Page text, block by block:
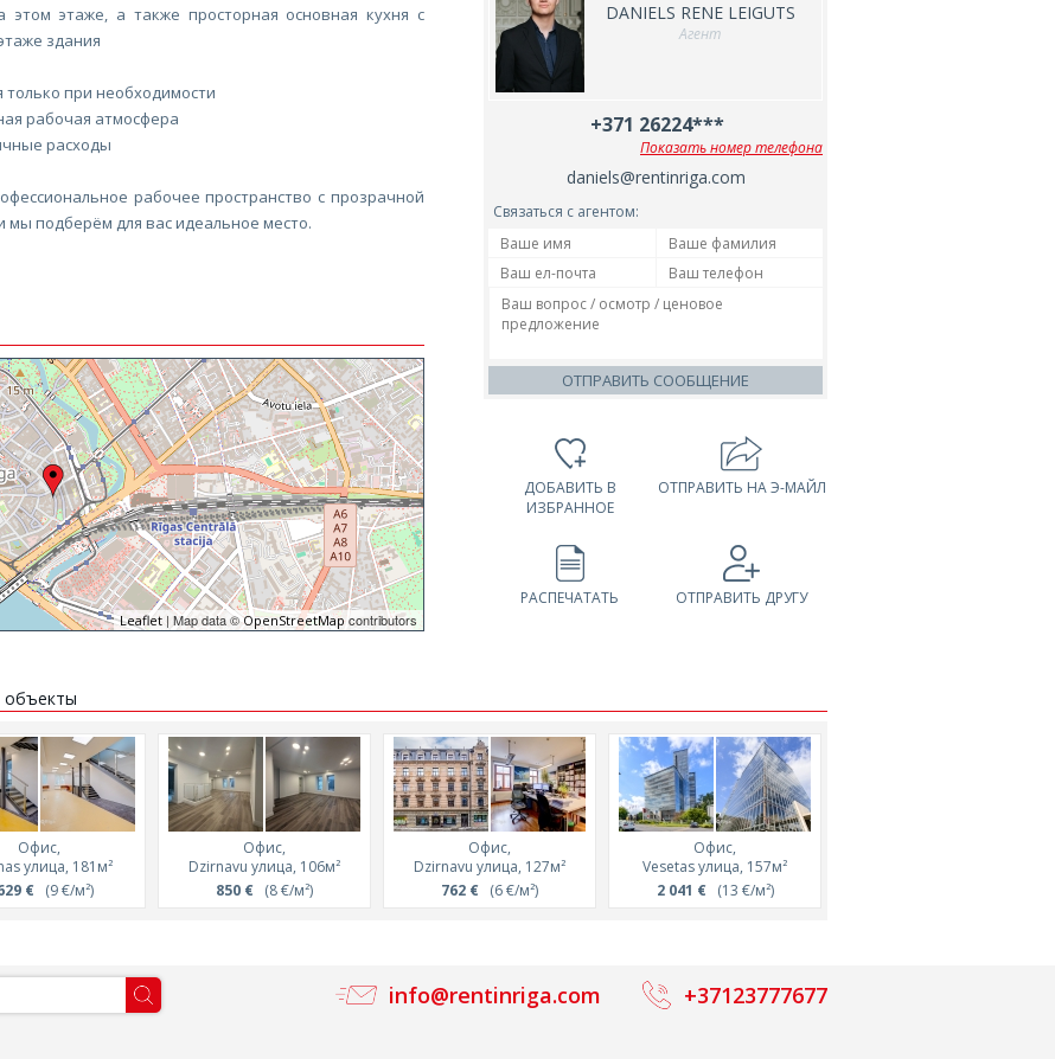
этаже, а также просторная основная кухня с
здания
при необходимости
рабочая атмосфера
расходы
рабочее пространство с прозрачной
мы подберём для вас идеальное место.
Leaflet | Map data ©OpenStreetMapcontributors
DANIELS RENE LEIGUTS
Агент
+371 26224***
Показать номер телефона
daniels@rentinriga.com
Связаться с агентом:
ОТПРАВИТЬ СООБЩЕНИЕ
ДОБАВИТЬ В
ИЗБРАННОЕ
ОТПРАВИТЬ НА Э-МАЙЛ
РАСПЕЧАТАТЬ ОТПРАВИТЬ ДРУГУ
Офис,
улица, 181м²
€ (9 €/м²)
Офис,
Dzirnavu улица, 106м²
850 € (8 €/м²)
Офис,
Dzirnavu улица, 127м²
762 € (6 €/м²)
Офис,
Vesetas улица, 157м²
2 041 €(13 €/м²)
info@rentinriga.com +37123777677